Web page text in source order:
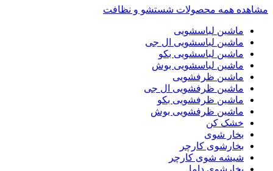
مشاهده همه محصولات شستشو و نظافت
ماشین لباسشویی
ماشین لباسشویی ال جی
ماشین لباسشویی بکو
ماشین لباسشویی بوش
ماشین ظرفشویی
ماشین ظرفشویی ال جی
ماشین ظرفشویی بکو
ماشین ظرفشویی بوش
خشک کن
بخار شوی
بخارشوی کارچر
شیشه شوی کارچر
بخارشوی داما